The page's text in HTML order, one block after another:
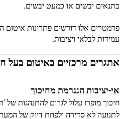
בתנאים יבשים או כמעט יבשים.
פרמטרים אלו דורשים פתרונות איטום
עמידות לבלאי ויציבות.
אתגרים מרכזיים באיטום בעל
אי-יציבות הנגרמת מחיכוך
חיכוך מופרז עלול לגרום להתנהגות
לתנועה לא סדירה ולפחת דיוק של